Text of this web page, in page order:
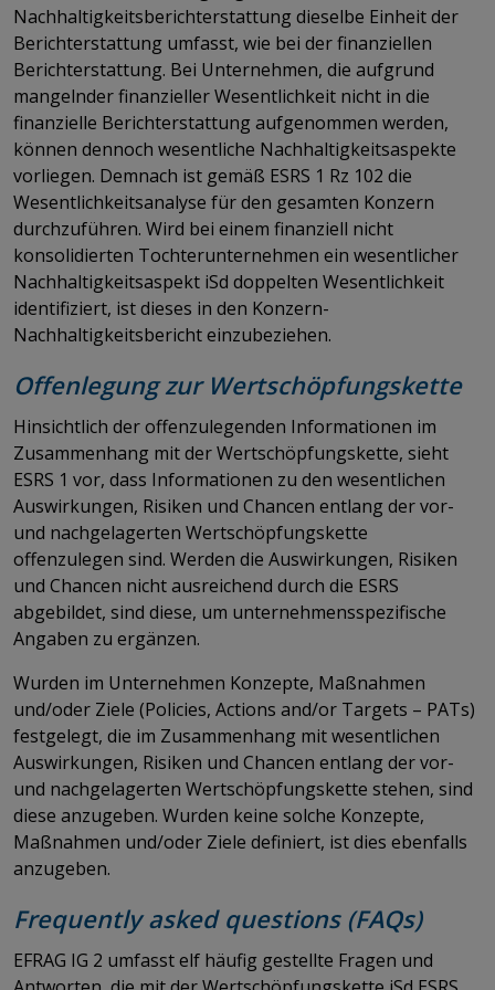
Nachhaltigkeitsberichterstattung dieselbe Einheit der
Berichterstattung umfasst, wie bei der finanziellen
Berichterstattung. Bei Unternehmen, die aufgrund
mangelnder finanzieller Wesentlichkeit nicht in die
finanzielle Berichterstattung aufgenommen werden,
können dennoch wesentliche Nachhaltigkeitsaspekte
vorliegen. Demnach ist gemäß ESRS 1 Rz 102 die
Wesentlichkeitsanalyse für den gesamten Konzern
durchzuführen. Wird bei einem finanziell nicht
konsolidierten Tochterunternehmen ein wesentlicher
Nachhaltigkeitsaspekt iSd doppelten Wesentlichkeit
identifiziert, ist dieses in den Konzern-
Nachhaltigkeitsbericht einzubeziehen.
Offenlegung zur Wertschöpfungskette
Hinsichtlich der offenzulegenden Informationen im
Zusammenhang mit der Wertschöpfungskette, sieht
ESRS 1 vor, dass Informationen zu den wesentlichen
Auswirkungen, Risiken und Chancen entlang der vor-
und nachgelagerten Wertschöpfungskette
offenzulegen sind. Werden die Auswirkungen, Risiken
und Chancen nicht ausreichend durch die ESRS
abgebildet, sind diese, um unternehmensspezifische
Angaben zu ergänzen.
Wurden im Unternehmen Konzepte, Maßnahmen
und/oder Ziele (Policies, Actions and/or Targets – PATs)
festgelegt, die im Zusammenhang mit wesentlichen
Auswirkungen, Risiken und Chancen entlang der vor-
und nachgelagerten Wertschöpfungskette stehen, sind
diese anzugeben. Wurden keine solche Konzepte,
Maßnahmen und/oder Ziele definiert, ist dies ebenfalls
anzugeben.
Frequently asked questions (FAQs)
EFRAG IG 2 umfasst elf häufig gestellte Fragen und